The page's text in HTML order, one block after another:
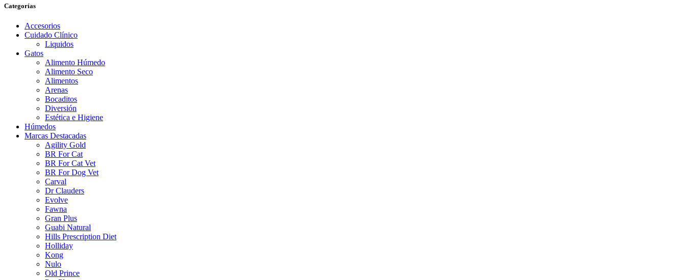
Categorías
Accesorios
Cuidado Clínico
Liquidos
Gatos
Alimento Húmedo
Alimento Seco
Alimentos
Arenas
Bocaditos
Diversión
Estética e Higiene
Húmedos
Marcas Destacadas
Agility Gold
BR For Cat
BR For Cat Vet
BR For Dog Vet
Carval
Dr Clauders
Evolve
Fawna
Gran Plus
Guabi Natural
Hills Prescription Diet
Holliday
Kong
Nulo
Old Prince